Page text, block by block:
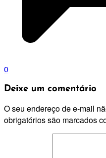
0
Deixe um comentário
O seu endereço de e-mail
obrigatórios são marcados